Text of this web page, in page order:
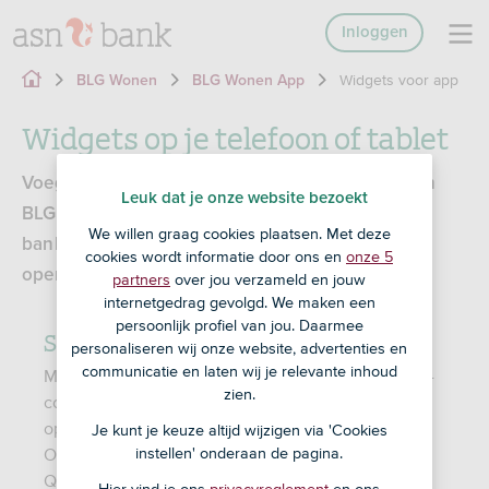
Inloggen
BLG Wonen BLG Wonen App Widgets voor app
Widgets op je telefoon of tablet
Voeg een widget toe om snel in te loggen op Mijn
BLG met de QR-code. Of bekijk het saldo op je
bankspaarrekenng, zonder dat je de app hoeft te
openen.
Snel naar de QR-code scanner
Met de actie widget heb je snel toegang tot de QR-
code scanner. Wil je inloggen op Mijn BLG of
opdrachten ondertekenen, zoals extra aflossen?
Open in de widget de QR-code scanner, scan de
QR-code op het scherm van je laptop, computer of
Leuk dat je onze website bezoekt
We willen graag cookies plaatsen. Met deze
cookies wordt informatie door ons en onze 5
partners over jou verzameld en jouw
internetgedrag gevolgd. We maken een
persoonlijk profiel van jou. Daarmee
personaliseren wij onze website, advertenties en
communicatie en laten wij je relevante inhoud
zien.
Je kunt je keuze altijd wijzigen via 'Cookies
instellen' onderaan de pagina.